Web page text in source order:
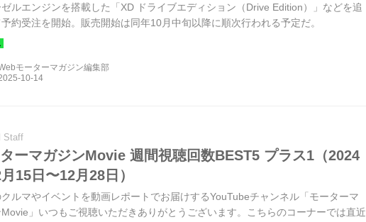
ルエンジンを搭載した「XD ドライブエディション（Drive Edition）」などを追
約受注を開始。販売開始は同年10月中旬以降に順次行われる予定だ。
モーターマガジン編集部
Staff
ーマガジンMovie 週間視聴回数BEST5 プラス1（2024
15日〜12月28日）
ルマやイベントを動画レポートでお届けするYouTubeチャンネル「モーターマ
Movie」いつもご視聴いただきありがとうございます。こちらのコーナーでは直近